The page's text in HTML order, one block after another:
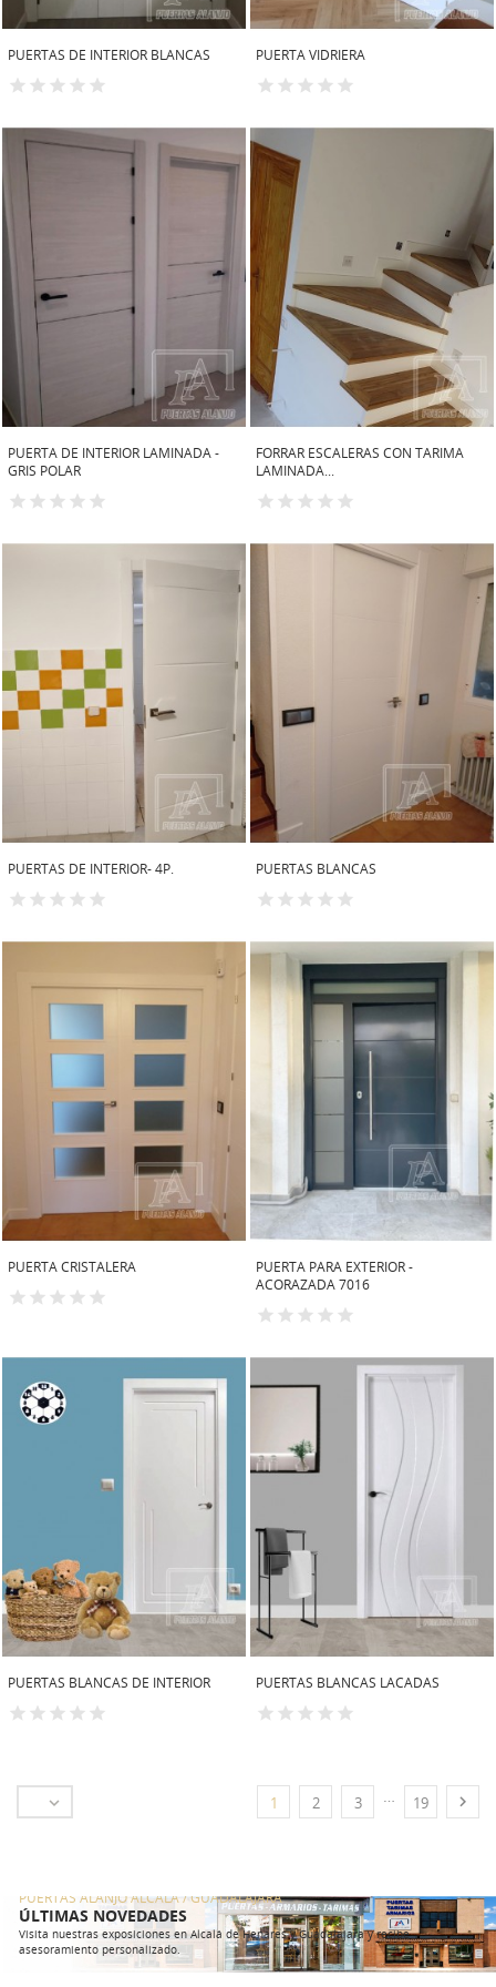
PUERTAS DE INTERIOR BLANCAS PUERTA VIDRIERA
PUERTA DE INTERIOR LAMINADA -
GRIS POLAR
FORRAR ESCALERAS CON TARIMA
LAMINADA...
PUERTAS DE INTERIOR- 4P. PUERTAS BLANCAS
PUERTA CRISTALERA
PUERTA PARA EXTERIOR -
ACORAZADA 7016
PUERTAS BLANCAS DE INTERIOR PUERTAS BLANCAS LACADAS
 1 2 3 19 
PUERTAS ALANJO ALCALÁ / GUADALAJARA
ÚLTIMAS NOVEDADES
Visita nuestras exposiciones en Alcalá de Henares y Guadalajara y recibe
asesoramiento personalizado.